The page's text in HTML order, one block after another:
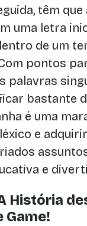
têm
uma letra
de um
pontos
palavras
bastante
é uma
e
e
História
Game!